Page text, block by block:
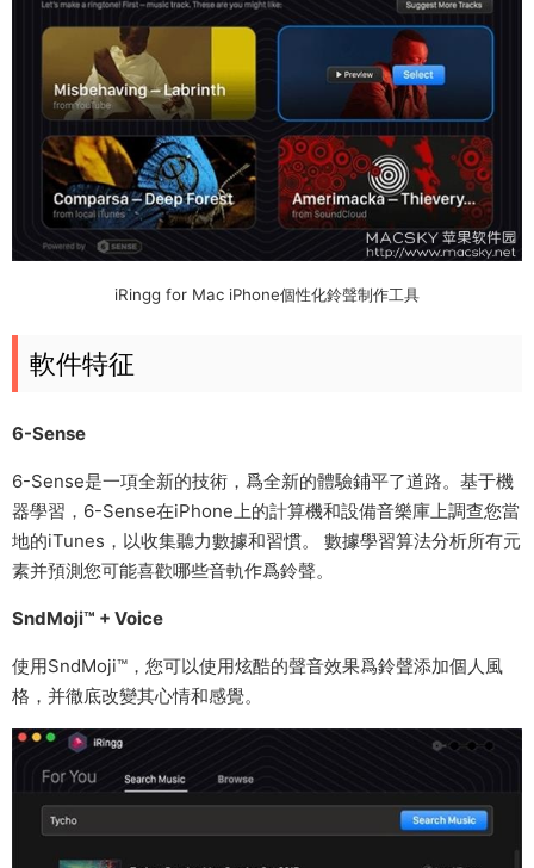
iRingg for Mac iPhone個性化鈴聲制作工具
軟件特征
6-Sense
6-Sense是一項全新的技術，爲全新的體驗鋪平了道路。基于機
器學習，6-Sense在iPhone上的計算機和設備音樂庫上調查您當
地的iTunes，以收集聽力數據和習慣。 數據學習算法分析所有元
素并預測您可能喜歡哪些音軌作爲鈴聲。
SndMoji™ + Voice
使用SndMoji™，您可以使用炫酷的聲音效果爲鈴聲添加個人風
格，并徹底改變其心情和感覺。